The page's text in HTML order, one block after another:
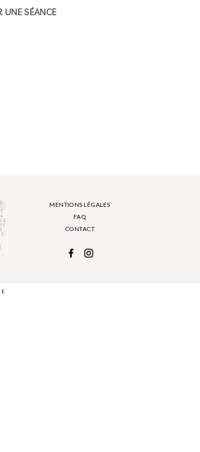
UNE SÉANCE
MENTIONS LÉGALES
FAQ
CONTACT